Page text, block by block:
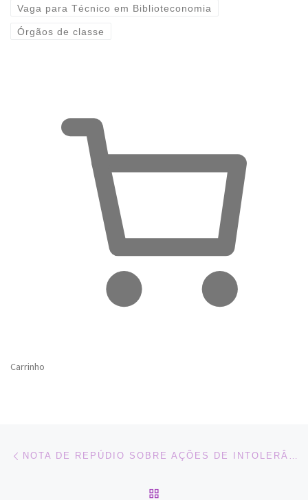
Vaga para Técnico em Biblioteconomia
Órgãos de classe
Carrinho
Navegação do post